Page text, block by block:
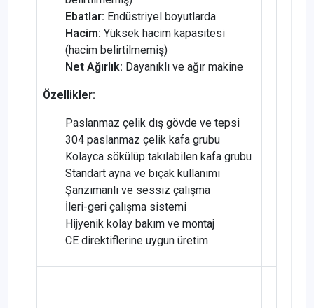
Ebatlar: Endüstriyel boyutlarda
Hacim: Yüksek hacim kapasitesi
(hacim belirtilmemiş)
Net Ağırlık: Dayanıklı ve ağır makine
Özellikler:
Paslanmaz çelik dış gövde ve tepsi
304 paslanmaz çelik kafa grubu
Kolayca sökülüp takılabilen kafa grubu
Standart ayna ve bıçak kullanımı
Şanzımanlı ve sessiz çalışma
İleri-geri çalışma sistemi
Hijyenik kolay bakım ve montaj
CE direktiflerine uygun üretim